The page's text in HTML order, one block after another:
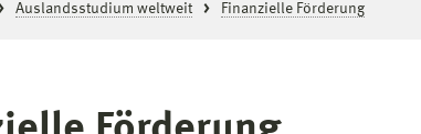
Auslandsstudium weltweit Finanzielle Förderung